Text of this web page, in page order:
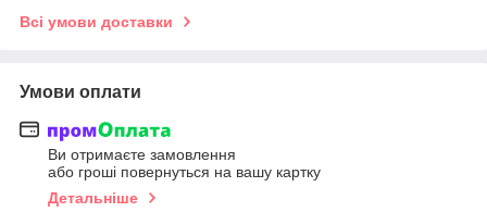
Всі умови доставки
Умови оплати
Ви отримаєте замовлення
або гроші повернуться на вашу картку
Детальніше